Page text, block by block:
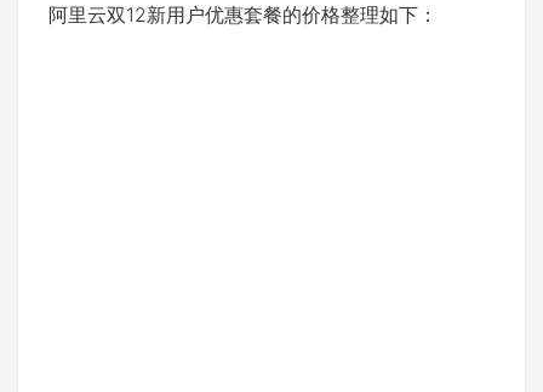
阿里云双12新用户优惠套餐的价格整理如下：